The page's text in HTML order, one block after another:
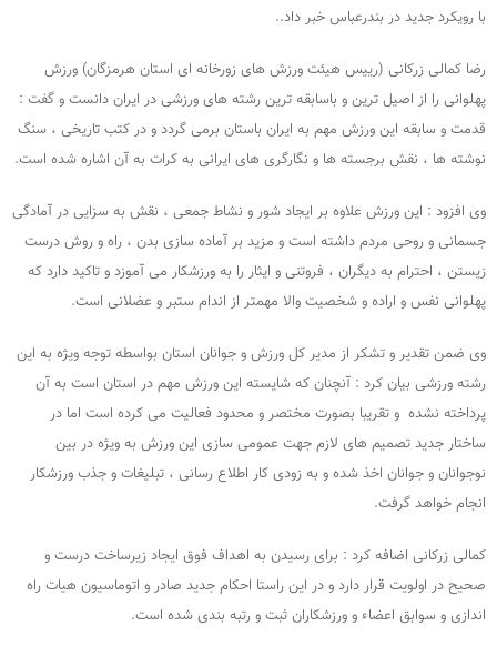
با رویکرد جدید در بندرعباس خبر داد..
رضا کمالی زرکانی (رییس هیئت ورزش های زورخانه ای استان هرمزگان) ورزش
پهلوانی را از اصیل ترین و باسابقه ترین رشته های ورزشی در ایران دانست و گفت :
قدمت و سابقه این ورزش مهم به ایران باستان برمی گردد و در کتب تاریخی ، سنگ
نوشته ها ، نقش برجسته ها و نگارگری های ایرانی به کرات به آن اشاره شده است.
وی افزود : این ورزش علاوه بر ایجاد شور و نشاط جمعی ، نقش به سزایی در آمادگی
جسمانی و روحی مردم داشته است و مزید بر آماده سازی بدن ، راه و روش درست
زیستن ، احترام به دیگران ، فروتنی و ایثار را به ورزشکار می آموزد و تاکید دارد که
پهلوانی نفس و اراده و شخصیت والا مهمتر از اندام ستبر و عضلانی است.
وی ضمن تقدیر و تشکر از مدیر کل ورزش و جوانان استان بواسطه توجه ویژه به این
رشته ورزشی بیان کرد : آنچنان که شایسته این ورزش مهم در استان است به آن
پرداخته نشده و تقریبا بصورت مختصر و محدود فعالیت می کرده است اما در
ساختار جدید تصمیم های لازم جهت عمومی سازی این ورزش به ویژه در بین
نوجوانان و جوانان اخذ شده و به زودی کار اطلاع رسانی ، تبلیغات و جذب ورزشکار
انجام خواهد گرفت.
کمالی زرکانی اضافه کرد : برای رسیدن به اهداف فوق ایجاد زیرساخت درست و
صحیح در اولویت قرار دارد و در این راستا احکام جدید صادر و اتوماسیون هیات راه
اندازی و سوابق اعضاء و ورزشکاران ثبت و رتبه بندی شده است.